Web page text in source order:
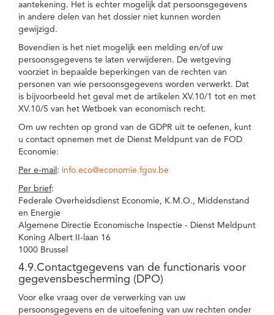
aantekening. Het is echter mogelijk dat persoonsgegevens
in andere delen van het dossier niet kunnen worden
gewijzigd.
Bovendien is het niet mogelijk een melding en/of uw
persoonsgegevens te laten verwijderen. De wetgeving
voorziet in bepaalde beperkingen van de rechten van
personen van wie persoonsgegevens worden verwerkt. Dat
is bijvoorbeeld het geval met de artikelen XV.10/1 tot en met
XV.10/5 van het Wetboek van economisch recht.
Om uw rechten op grond van de GDPR uit te oefenen, kunt
u contact opnemen met de Dienst Meldpunt van de FOD
Economie:
Per e-mail : info.eco@economie.fgov.be
Per brief:
Federale Overheidsdienst Economie, K.M.O., Middenstand
en Energie
Algemene Directie Economische Inspectie - Dienst Meldpunt
Koning Albert II-laan 16
1000 Brussel
4.9.Contactgegevens van de functionaris voor
gegevensbescherming (DPO)
Voor elke vraag over de verwerking van uw
persoonsgegevens en de uitoefening van uw rechten onder